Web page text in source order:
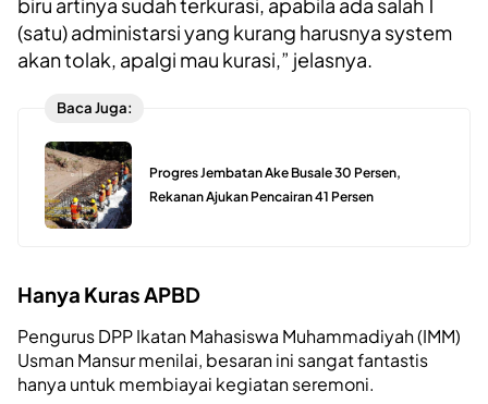
(satu) administarsi yang kurang harusnya system
akan tolak, apalgi mau kurasi,” jelasnya.
Baca Juga:
Progres Jembatan Ake Busale 30 Persen,
Rekanan Ajukan Pencairan 41 Persen
Hanya Kuras APBD
Pengurus DPP Ikatan Mahasiswa Muhammadiyah (IMM)
Usman Mansur menilai, besaran ini sangat fantastis
hanya untuk membiayai kegiatan seremoni.